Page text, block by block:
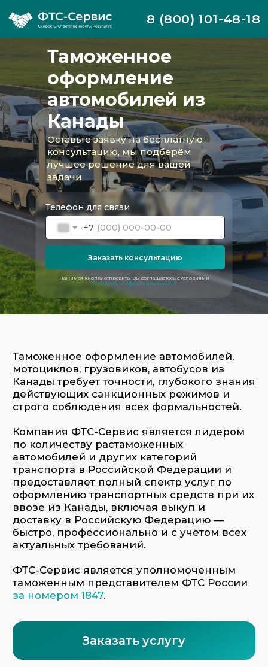
8 (800) 101-48-18
Нажимая кнопку отправить, Вы соглашаетесь с условиями
политики конфиденциальности
Телефон для связи
+7
Заказать консультацию
Таможенное
оформление
автомобилей из
Канады
Оставьте заявку на бесплатную
консультацию, мы подберём
лучшее решение для вашей
задачи
Заказать услугу
Таможенное оформление автомобилей,
мотоциклов, грузовиков, автобусов из
Канады требует точности, глубокого знания
действующих санкционных режимов и
строго соблюдения всех формальностей.
Компания ФТС-Сервис является лидером
оформлению транспортных средств при их
ввозе из Канады, включая выкуп и
доставку в Российскую Федерацию —
быстро, профессионально и с учётом всех
актуальных требований.
ФТС-Сервис является уполномоченным
Услуги по таможенному оформлению